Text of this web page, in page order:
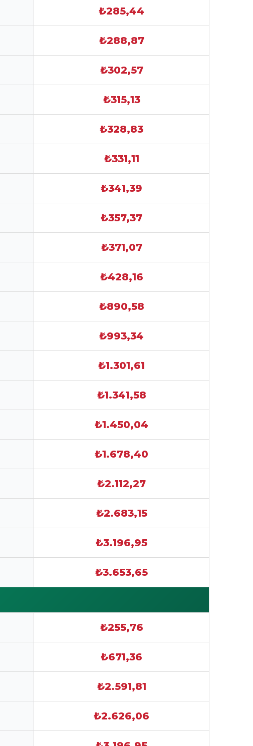
₺285,44
₺288,87
₺302,57
₺315,13
₺328,83
₺331,11
₺341,39
₺357,37
₺371,07
₺428,16
₺890,58
₺993,34
₺1.301,61
₺1.341,58
₺1.450,04
₺1.678,40
₺2.112,27
₺2.683,15
₺3.196,95
₺3.653,65
₺255,76
₺671,36
₺2.591,81
₺2.626,06